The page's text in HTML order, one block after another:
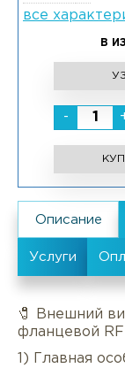
все
В
-
🧷 Внешний
фланцевой RF
1) Главная